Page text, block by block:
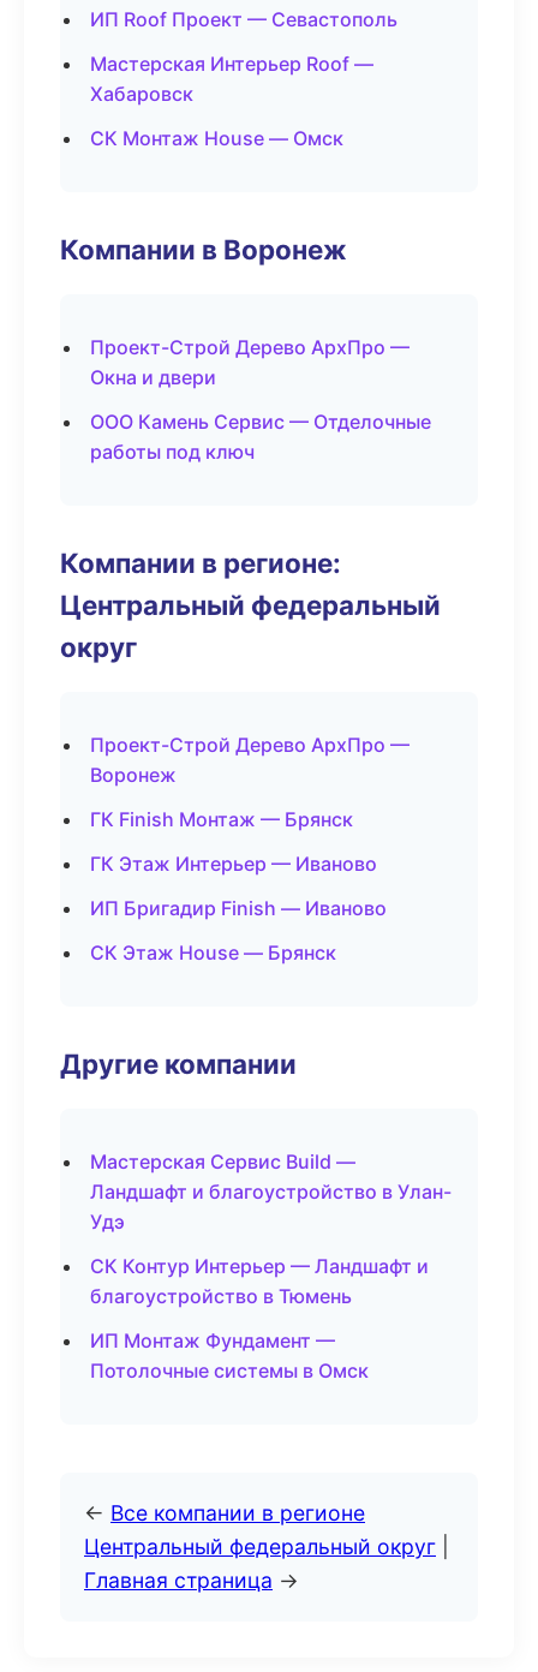
ИП Roof Проект — Севастополь
Мастерская Интерьер Roof —
Хабаровск
СК Монтаж House — Омск
Компании в Воронеж
Проект-Строй Дерево АрхПро —
Окна и двери
ООО Камень Сервис — Отделочные
работы под ключ
Компании в регионе:
Центральный федеральный
округ
Проект-Строй Дерево АрхПро —
Воронеж
ГК Finish Монтаж — Брянск
ГК Этаж Интерьер — Иваново
ИП Бригадир Finish — Иваново
СК Этаж House — Брянск
Другие компании
Мастерская Сервис Build —
Ландшафт и благоустройство в Улан-
Удэ
СК Контур Интерьер — Ландшафт и
благоустройство в Тюмень
ИП Монтаж Фундамент —
Потолочные системы в Омск
← Все компании в регионе
Центральный федеральный округ
Главная страница →